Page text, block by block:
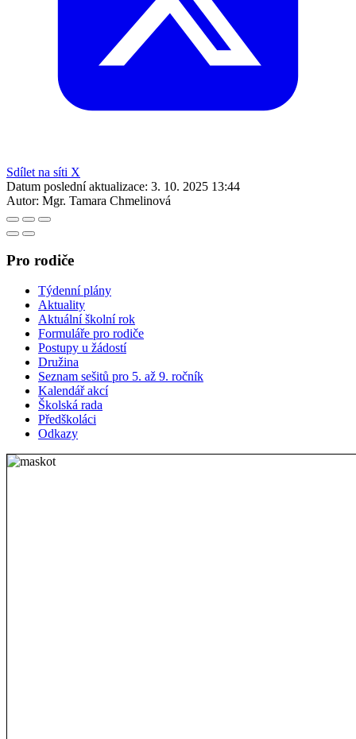
Sdílet na síti X
Datum poslední aktualizace: 3. 10. 2025 13:44
Autor: Mgr. Tamara Chmelinová
Pro rodiče
Týdenní plány
Aktuality
Aktuální školní rok
Formuláře pro rodiče
Postupy u žádostí
Družina
Seznam sešitů pro 5. až 9. ročník
Kalendář akcí
Školská rada
Předškoláci
Odkazy